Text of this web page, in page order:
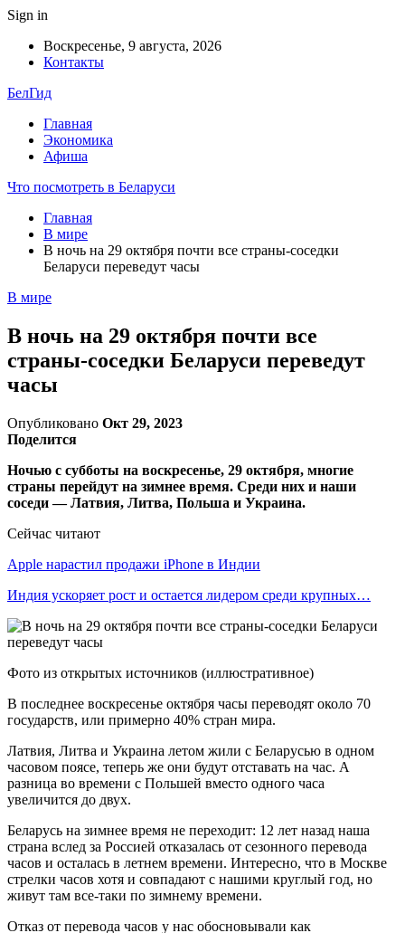
Sign in
Воскресенье, 9 августа, 2026
Контакты
БелГид
Главная
Экономика
Афиша
Что посмотреть в Беларуси
Главная
В мире
В ночь на 29 октября почти все страны-соседки
Беларуси переведут часы
В мире
В ночь на 29 октября почти все
страны-соседки Беларуси переведут
часы
Опубликовано Окт 29, 2023
Поделится
Ночью с субботы на воскресенье, 29 октября, многие
страны перейдут на зимнее время. Среди них и наши
соседи — Латвия, Литва, Польша и Украина.
Сейчас читают
Apple нарастил продажи iPhone в Индии
Индия ускоряет рост и остается лидером среди крупных…
Фото из открытых источников (иллюстративное)
В последнее воскресенье октября часы переводят около 70
государств, или примерно 40% стран мира.
Латвия, Литва и Украина летом жили с Беларусью в одном
часовом поясе, теперь же они будут отставать на час. А
разница во времени с Польшей вместо одного часа
увеличится до двух.
Беларусь на зимнее время не переходит: 12 лет назад наша
страна вслед за Россией отказалась от сезонного перевода
часов и осталась в летнем времени. Интересно, что в Москве
стрелки часов хотя и совпадают с нашими круглый год, но
живут там все-таки по зимнему времени.
Отказ от перевода часов у нас обосновывали как